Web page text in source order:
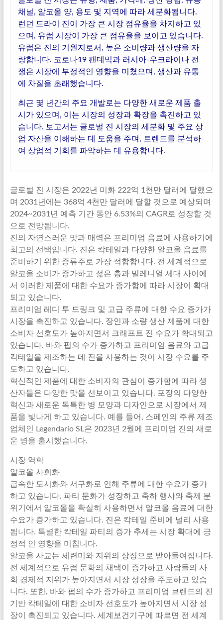
채널, 알코올 양, 용도 및 지역에 따라 세분화됩니다.
런던 드라이 진이 가장 큰 시장 점유율을 차지하고 있
으며, 유럽 시장이 가장 큰 점유율을 보이고 있습니다.
유럽은 진의 기원지로서, 높은 소비량과 생산량을 자
랑합니다. 코로나19 팬데믹과 러시아-우크라이나 전
쟁은 시장에 부정적인 영향을 미쳤으며, 생산과 유통
에 차질을 초래했습니다.
최근 몇 년간의 주요 개발로는 다양한 새로운 제품 출
시가 있으며, 이는 시장의 성장과 확장을 촉진하고 있
습니다. 보고서는 글로벌 진 시장의 세분화 및 주요 상
업 자산을 이해하는 데 도움을 주며, 트렌드를 분석하
여 상업적 기회를 파악하는 데 유용합니다.
글로벌 진 시장은 2022년 미화 222억 1천만 달러에 달했으
며 2031년에는 368억 4천만 달러에 달할 것으로 예상되며
2024~2031년 예측 기간 동안 6.53%의 CAGR로 성장할 것
으로 전망됩니다.
진의 자연스러운 맛과 매력은 프리미엄 음료에 사용하기에
최고의 선택입니다. 진은 칵테일과 다양한 알코올 음료를
준비하기 위한 증류주로 가장 적합합니다. 전 세계적으로
알코올 소비가 증가하고 젊은 층과 밀레니얼 세대 사이에
서 이러한 제품에 대한 수요가 증가함에 따라 시장이 확대
되고 있습니다.
프리미엄 레디 투 드링크 및 고급 주류에 대한 수요 증가가
시장을 촉진하고 있습니다. 장인과 소량 생산 제품에 대한
소비자 선호도가 높아지면서 크래프트 진 수요가 확대되고
있습니다. 바와 펍의 수가 증가하고 프리미엄 음료와 고급
칵테일을 제조하는 데 진을 사용하는 것이 시장 수요를 주
도하고 있습니다.
혁신적인 제품에 대한 소비자의 관심이 증가함에 따라 생
산자들은 다양한 맛을 선보이고 있습니다. 포장의 다양한
혁신과 새로운 독특한 병 모양과 디자인으로 시장에서 제
품을 빛나게 하고 있습니다. 예를 들어, 스페인의 주류 제조
업체인 Legendario SL은 2023년 2월에 프리미엄 진의 새로
운 병을 출시했습니다.
시장 역학
알코올 사회화
급속한 도시화와 서구화로 인해 주류에 대한 수요가 증가
하고 있습니다. 파티 문화가 성장하고 축하 행사와 축제 분
위기에서 알코올을 확실히 사용하면서 알코올 음료에 대한
수요가 증가하고 있습니다. 진은 칵테일 준비에 널리 사용
됩니다. 특별한 칵테일 파티의 증가 추세는 시장 확대에 긍
정적 인 영향을 미칩니다.
알코올 사교는 세련미와 지위의 상징으로 받아들여집니다.
전 세계적으로 유럽 문화의 채택이 증가하고 사람들의 사
회 경제적 지위가 높아지면서 시장 성장을 주도하고 있습
니다. 또한, 바와 펍의 수가 증가하고 프리미엄 브랜드의 진
기반 칵테일에 대한 소비자 선호도가 높아지면서 시장 성
장이 촉진되고 있습니다. 세계보건기구에 따르면 전 세계